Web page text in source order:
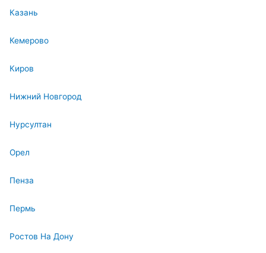
Казань
Кемерово
Киров
Нижний Новгород
Нурсултан
Орел
Пенза
Пермь
Ростов На Дону